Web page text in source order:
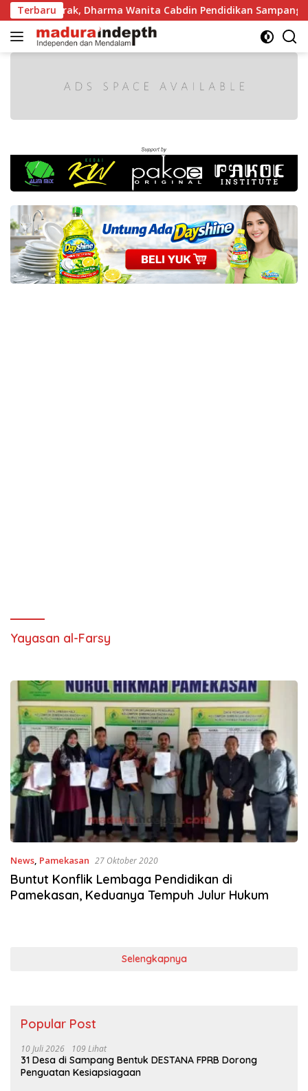
Langsung
ke
konten
Terbaru
Semarak, Dharma Wanita Cabdin Pendidikan Sampang Adu
Yayasan al-Farsy
News, Pamekasan 27 Oktober 2020
Buntut Konflik Lembaga Pendidikan di
Pamekasan, Keduanya Tempuh Julur Hukum
Selengkapnya
Popular Post
10 Juli 2026 109 Lihat
31 Desa di Sampang Bentuk DESTANA FPRB Dorong
Penguatan Kesiapsiagaan